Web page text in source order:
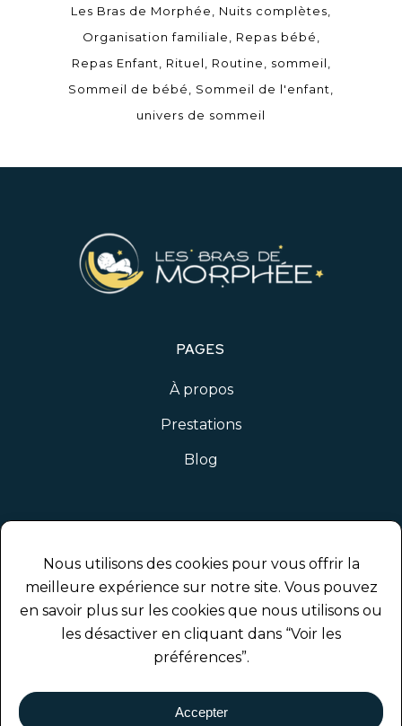
Nous utilisons des cookies pour vous offrir la
meilleure expérience sur notre site. Vous pouvez
en savoir plus sur les cookies que nous utilisons ou
les désactiver en cliquant dans “Voir les
préférences”.
Accepter
Les Bras de Morphée
Nuits complètes
Organisation familiale
Repas bébé
Repas Enfant
Rituel Routine
sommeil
Sommeil de bébé
Sommeil de l'enfant
univers de sommeil
PAGES
À propos
Prestations
Blog
Contact
Mentions légales
RÉSEAUX SOCIAUX